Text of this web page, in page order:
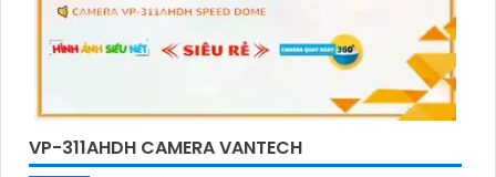
VP-311AHDH CAMERA VANTECH